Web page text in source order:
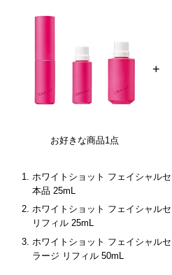
お好きな商品1点
+
ホワイトショット フェイシャル
本品 25mL
ホワイトショット フェイシャル
リフィル 25mL
ホワイトショット フェイシャル
ラージ リフィル 50mL